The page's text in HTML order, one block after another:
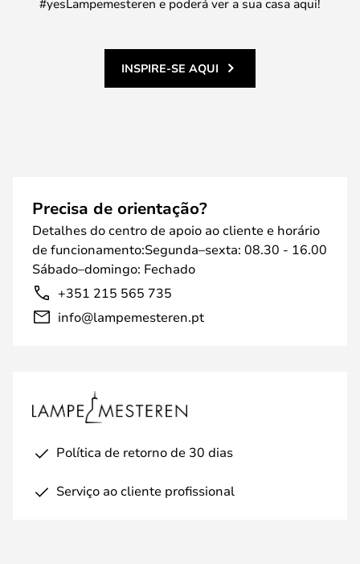
#yesLampemesteren e poderá ver a sua casa aqui!
INSPIRE-SE AQUI
Precisa de orientação?
Detalhes do centro de apoio ao cliente e horário
de funcionamento:Segunda–sexta: 08.30 - 16.00
Sábado–domingo: Fechado
+351 215 565 735
info@lampemesteren.pt
Política de retorno de 30 dias
Serviço ao cliente profissional